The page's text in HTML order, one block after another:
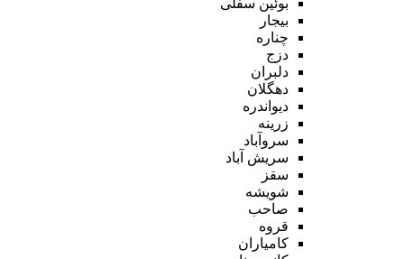
بیجار
چناره
دزج
دلبران
دهگلان
دیواندره
زرینه
سروآباد
سریش آباد
سقز
شویشه
صاحب
قروه
کامیاران